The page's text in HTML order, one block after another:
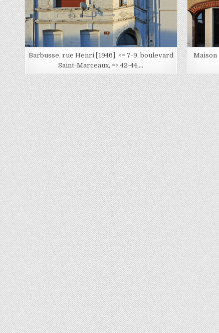
Barbusse, rue Henri [1946]. <= 7-9, boulevard
Saint-Marceaux, => 42-44,…
Maison